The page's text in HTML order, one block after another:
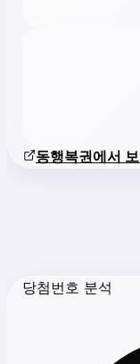
동행복권에서
당첨번호 분석